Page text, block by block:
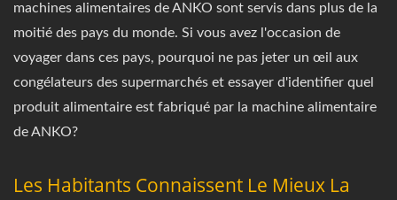
machines alimentaires de ANKO sont servis dans plus de la
moitié des pays du monde. Si vous avez l'occasion de
voyager dans ces pays, pourquoi ne pas jeter un œil aux
congélateurs des supermarchés et essayer d'identifier quel
produit alimentaire est fabriqué par la machine alimentaire
de ANKO?
Les Habitants Connaissent Le Mieux La